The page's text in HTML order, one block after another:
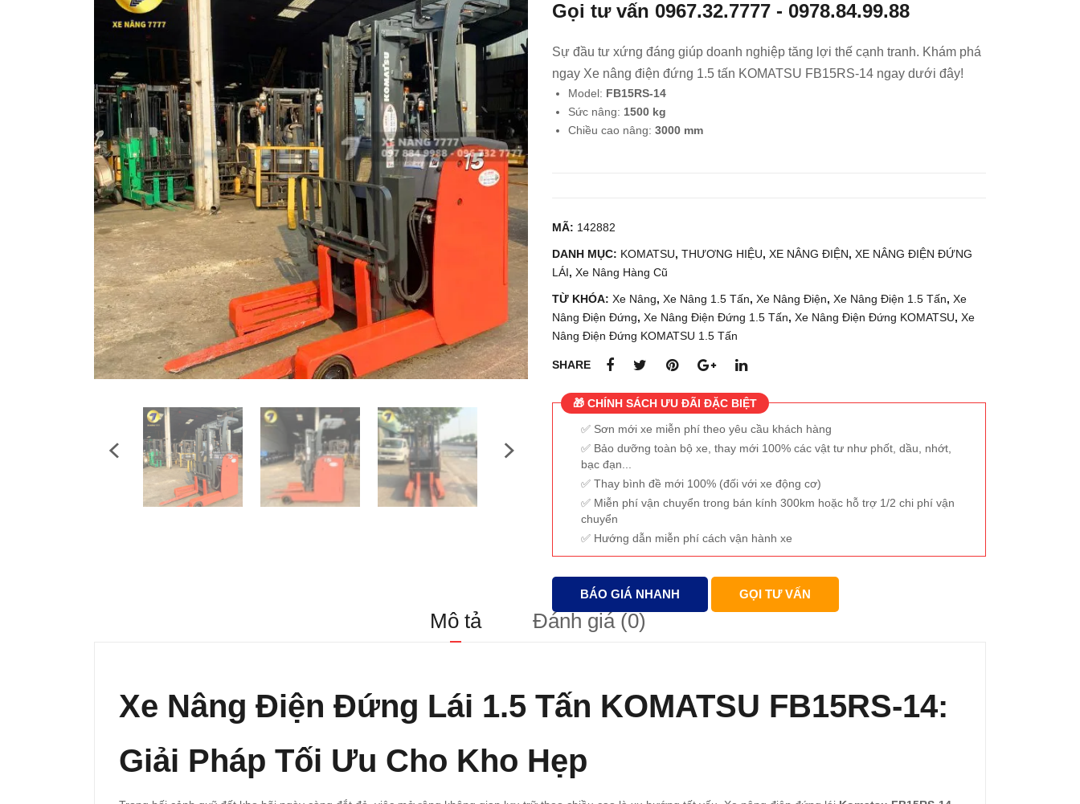
n
Đứ
8FB
n
FB1
Gọi tư vấn 0967.32.7777 - 0978.84.99.88
Sự đầu tư xứng đáng giúp doanh nghiệp tăng lợi thế cạnh tranh. Khám phá
ngay Xe nâng điện đứng 1.5 tấn KOMATSU FB15RS-14 ngay dưới đây!
Model: FB15RS-14
Sức nâng: 1500 kg
Chiều cao nâng: 3000 mm
MÃ: 142882
DANH MỤC: KOMATSU, THƯƠNG HIỆU, XE NÂNG ĐIỆN, XE NÂNG ĐIỆN ĐỨNG
LÁI, Xe Nâng Hàng Cũ
TỪ KHÓA: Xe Nâng, Xe Nâng 1.5 Tấn, Xe Nâng Điện, Xe Nâng Điện 1.5 Tấn, Xe
Nâng Điện Đứng, Xe Nâng Điện Đứng 1.5 Tấn, Xe Nâng Điện Đứng KOMATSU, Xe
Nâng Điện Đứng KOMATSU 1.5 Tấn
SHARE
🎁 CHÍNH SÁCH ƯU ĐÃI ĐẶC BIỆT
Sơn mới xe miễn phí theo yêu cầu khách hàng
Bảo dưỡng toàn bộ xe, thay mới 100% các vật tư như phốt, dầu, nhớt,
bạc đạn...
Thay bình đề mới 100% (đối với xe động cơ)
Miễn phí vận chuyển trong bán kính 300km hoặc hỗ trợ 1/2 chi phí vận
chuyển
Hướng dẫn miễn phí cách vận hành xe
BÁO GIÁ NHANH GỌI TƯ VẤN
Mô tả Đánh giá (0)
Xe Nâng Điện Đứng Lái 1.5 Tấn KOMATSU FB15RS-14:
Giải Pháp Tối Ưu Cho Kho Hẹp